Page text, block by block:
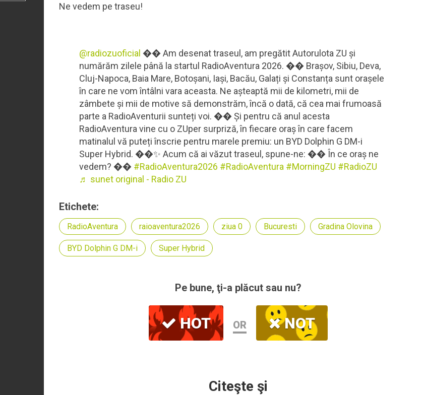
Ne vedem pe traseu!
@radiozuoficial �� Am desenat traseul, am pregătit Autorulota ZU și
numărăm zilele până la startul RadioAventura 2026. �� Brașov, Sibiu, Deva,
Cluj-Napoca, Baia Mare, Botoșani, Iași, Bacău, Galați și Constanța sunt orașele
în care ne vom întâlni vara aceasta. Ne așteaptă mii de kilometri, mii de
zâmbete și mii de motive să demonstrăm, încă o dată, că cea mai frumoasă
parte a RadioAventurii sunteți voi. �� Și pentru că anul acesta
RadioAventura vine cu o ZUper surpriză, în fiecare oraș în care facem
matinalul vă puteți înscrie pentru marele premiu: un BYD Dolphin G DM-i
Super Hybrid. ��✨ Acum că ai văzut traseul, spune-ne: �� În ce oraș ne
vedem? �� #RadioAventura2026 #RadioAventura #MorningZU #RadioZU
♬ sunet original - Radio ZU
Etichete:
RadioAventura raioaventura2026 ziua 0 Bucuresti Gradina Olovina
BYD Dolphin G DM-i Super Hybrid
Pe bune, ţi-a plăcut sau nu?
HOT OR NOT
Citeşte şi